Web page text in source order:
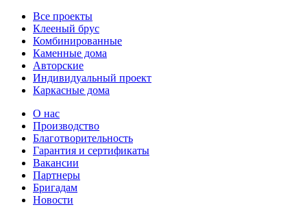
Все проекты
Клееный брус
Комбинированные
Каменные дома
Авторские
Индивидуальный проект
Каркасные дома
О нас
Производство
Благотворительность
Гарантия и сертификаты
Вакансии
Партнеры
Бригадам
Новости